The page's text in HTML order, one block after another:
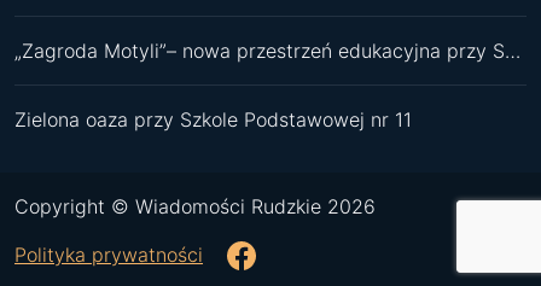
„Zagroda Motyli”– nowa przestrzeń edukacyjna przy SP 11
Zielona oaza przy Szkole Podstawowej nr 11
Copyright © Wiadomości Rudzkie 2026
Polityka prywatności